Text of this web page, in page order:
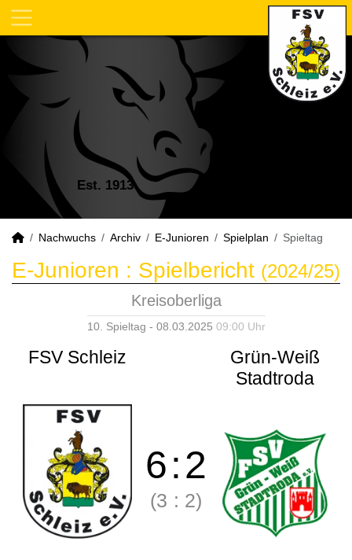
Est. 1913
Nachwuchs Archiv E-Junioren Spielplan Spieltag
E-Junioren : Spielbericht (2024/25)
Kreisoberliga
10. Spieltag - 08.03.2025 09:00 Uhr
FSV Schleiz
Grün-Weiß
Stadtroda
6:2
(3 : 2)